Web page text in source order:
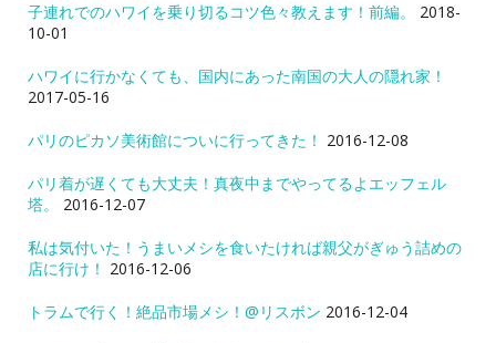
子連れでのハワイを乗り切るコツ色々教えます！前編。
2018-
10-01
ハワイに行かなくても、国内にあった南国の大人の隠れ家！
2017-05-16
パリのピカソ美術館についに行ってきた！ 2016-12-08
パリ着が遅くても大丈夫！真夜中までやってるよエッフェル
塔。
2016-12-07
私は気付いた！うまいメシを食いたければ親父がぎゅう詰めの
店に行け！ 2016-12-06
トラムで行く！絶品市場メシ！@リスボン 2016-12-04